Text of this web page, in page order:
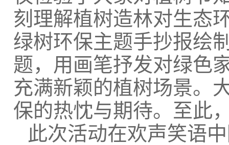
刻理解植树造林对生态
绿树环保主题手抄报绘
题，用画笔抒发对绿色
充满新颖的植树场景。
保的热忱与期待。至此
此次活动在欢声笑语